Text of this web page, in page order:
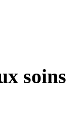
soins